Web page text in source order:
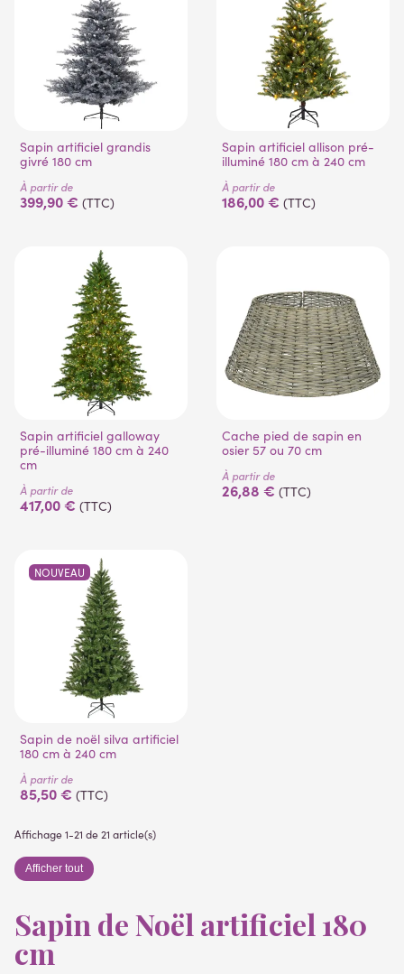
Sapin artificiel grandis
givré 180 cm
À partir de
399,90 € (TTC)
Sapin artificiel allison pré-
illuminé 180 cm à 240 cm
À partir de
186,00 € (TTC)
Sapin artificiel galloway
pré-illuminé 180 cm à 240
cm
À partir de
417,00 € (TTC)
Cache pied de sapin en
osier 57 ou 70 cm
À partir de
26,88 € (TTC)
NOUVEAU
Sapin de noël silva artificiel
180 cm à 240 cm
À partir de
85,50 € (TTC)
Affichage 1-21 de 21 article(s)
Afficher tout
Sapin de Noël artificiel 180
cm